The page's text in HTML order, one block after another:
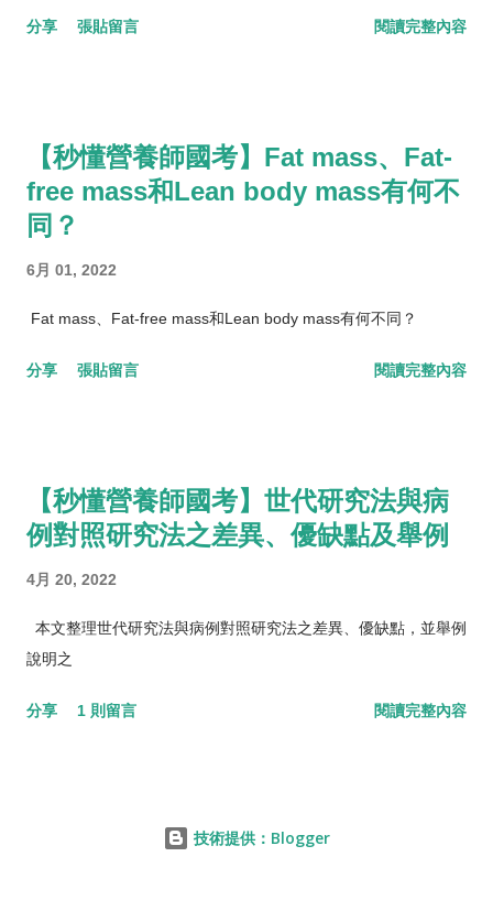
分享 張貼留言 閱讀完整內容
【秒懂營養師國考】Fat mass、Fat-
free mass和Lean body mass有何不
同？
6月 01, 2022
Fat mass、Fat-free mass和Lean body mass有何不同？
分享 張貼留言 閱讀完整內容
【秒懂營養師國考】世代研究法與病
例對照研究法之差異、優缺點及舉例
4月 20, 2022
本文整理世代研究法與病例對照研究法之差異、優缺點，並舉例
說明之
分享 1 則留言 閱讀完整內容
技術提供：Blogger